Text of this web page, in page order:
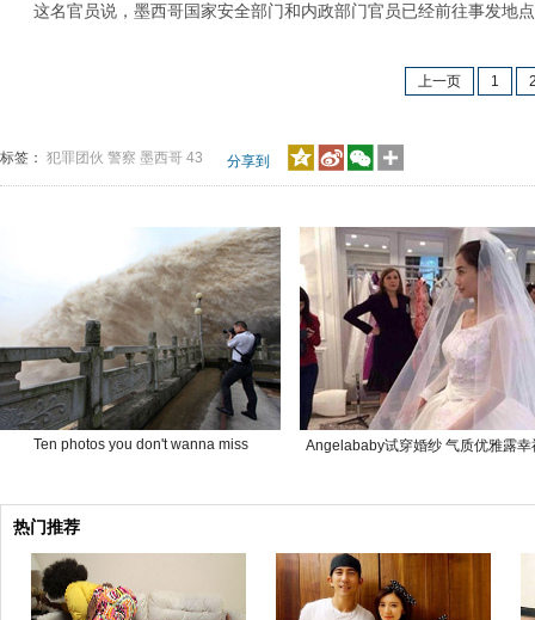
这名官员说，墨西哥国家安全部门和内政部门官员已经前往事发地
上一页 1
标签： 犯罪团伙 警察 墨西哥 43 分享到
Ten photos you don't wanna miss Angelababy试穿婚纱 气质优雅露幸
热门推荐